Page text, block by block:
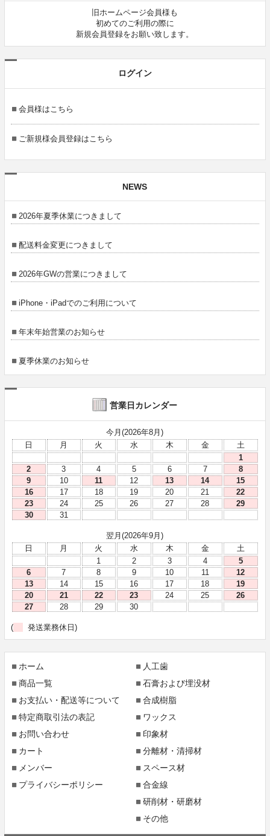
旧ホームページ会員様も
初めてのご利用の際に
新規会員登録をお願い致します。
ログイン
会員様はこちら
ご新規様会員登録はこちら
NEWS
2026年夏季休業につきまして
配送料金変更につきまして
2026年GWの営業につきまして
iPhone・iPadでのご利用について
年末年始営業のお知らせ
夏季休業のお知らせ
営業日カレンダー
今月(2026年8月)
日
月 火 水 木 金
土
1
2
3 4 5 6 7
8
9
10 11 12 13 14
15
16
17 18 19 20 21
22
23
24 25 26 27 28
29
30
31
翌月(2026年9月)
日
月 火 水 木 金
土
1
2 3 4
5
6
7 8 9 10 11
12
13
14 15 16 17 18
19
20
21 22 23 24 25
26
27
28 29 30
( 発送業務休日)
ホーム
商品一覧
お支払い・配送等について
特定商取引法の表記
お問い合わせ
カート
メンバー
プライバシーポリシー
人工歯
石膏および埋没材
合成樹脂
ワックス
印象材
分離材・清掃材
スペース材
合金線
研削材・研磨材
その他